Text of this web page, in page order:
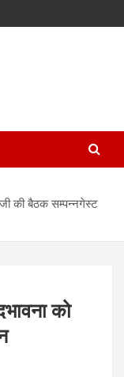
की बैठक सम्पन्नगेस्ट
को